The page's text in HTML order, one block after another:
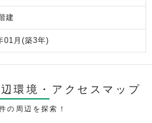
建
01月 (築3年)
環境・ アクセスマップ
の周辺を探索！